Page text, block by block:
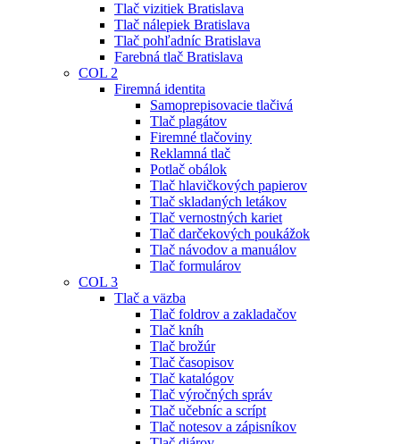
Tlač vizitiek Bratislava
Tlač nálepiek Bratislava
Tlač pohľadníc Bratislava
Farebná tlač Bratislava
COL 2
Firemná identita
Samoprepisovacie tlačivá
Tlač plagátov
Firemné tlačoviny
Reklamná tlač
Potlač obálok
Tlač hlavičkových papierov
Tlač skladaných letákov
Tlač vernostných kariet
Tlač darčekových poukážok
Tlač návodov a manuálov
Tlač formulárov
COL 3
Tlač a väzba
Tlač foldrov a zakladačov
Tlač kníh
Tlač brožúr
Tlač časopisov
Tlač katalógov
Tlač výročných správ
Tlač učebníc a scrípt
Tlač notesov a zápisníkov